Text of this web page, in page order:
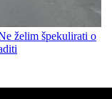
želim špekulirati o